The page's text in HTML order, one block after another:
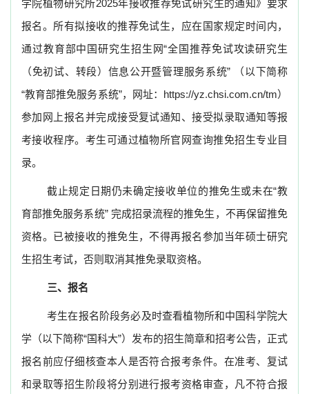
学院植物研究所2025年接收推荐免试研究生的通知》要求
报名。所有拟接收的推荐免试生，应在国家规定时间内，
通过教育部中国研究生招生网“全国推荐免试攻读研究生
（免初试、转段）信息公开暨管理服务系统”
（以下简称
“教育部推免服务系统”， 网址： https://yz.chsi.com.cn/tm）
参加网上报名并完成接受复试通知、接受拟录取通知等报
考接收程序。考生可通过植物所官网查询推免招生专业目
录。
截止规定日期仍未确定接收单位的推免生或未在“教
育部推免服务系统” 完成招录流程的推免生， 不再保留推免
资格。已被接收的推免生，不得再报名参加当年硕士研究
生招生考试，否则取消其推免录取资格。
三、报名
考生在报名阶段务必及时查看植物所和中国科学院大
学（以下简称“国科大”）发布的招生简章和招考公告，正式
报名前应仔细核查本人是否符合报考条件。在准考、复试
和录取等招生阶段将分别进行报考资格审查，凡不符合报